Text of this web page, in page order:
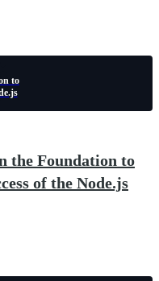
to
the Foundation to
of the Node.js